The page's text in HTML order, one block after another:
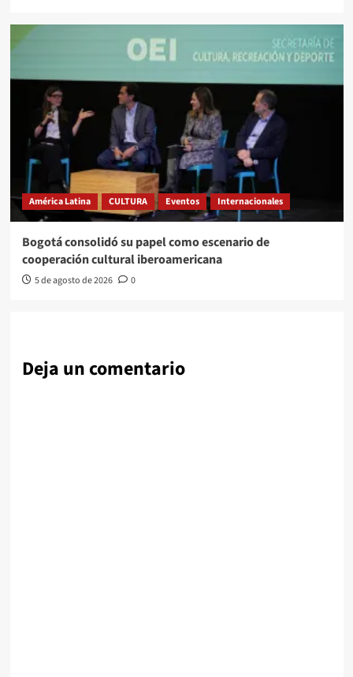
América Latina CULTURA Eventos Internacionales
Bogotá consolidó su papel como escenario de
cooperación cultural iberoamericana
5 de agosto de 2026 0
Deja un comentario